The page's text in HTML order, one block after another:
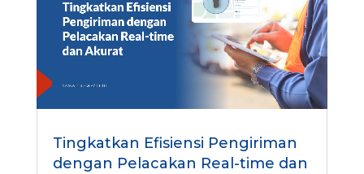
Tingkatkan Efisiensi Pengiriman
dengan Pelacakan Real-time dan